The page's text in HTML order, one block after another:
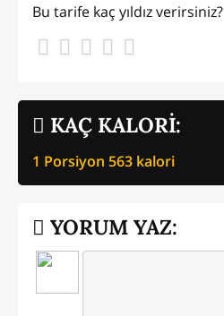
KAÇ KALORİ:
1 Porsiyon 563 kalori
Bu tarife kaç yıldız verirsiniz?
YORUM YAZ: